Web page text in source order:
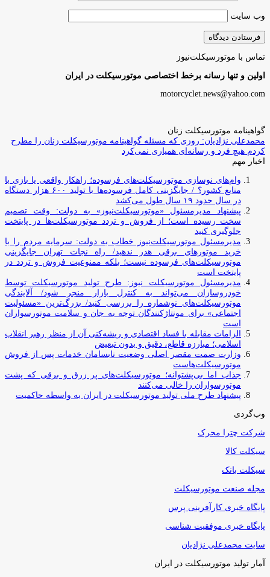
وب‌ سایت
تماس با موتورسیکلت‌نیوز
اولین و تنها رسانه برخط اختصاصی موتورسیکلت در ایران
motorcyclet.news@yahoo.com
گواهینامه موتورسیکلت زنان
محمدعلی نژادیان: روزی که مسئله گواهینامه موتورسیکلت زنان را مطرح
کردم هیچ فرد و رسانه‌ای همیاری نمی‌کرد
اخبار مهم
وام‌های نوسازی موتورسیکلت‌های فرسوده؛ راهکار واقعی یا بازی با
منابع کشور؟ / جایگزینی کامل فرسوده‌ها با تولید ۶۰۰ هزار دستگاه
در سال حدود ۱۹ سال طول می‌کشد
پیشنهاد مدیرمسئول «موتورسیکلت‌نیوز» به دولت: وقت تصمیم
سخت رسیده است؛ از فروش و تردد موتورسیکلت‌ها در پایتخت
جلوگیری کنید
مدیرمسئول موتورسیکلت‌نیوز خطاب به دولت: سرمایه مردم را با
خرید موتورهای برقی هدر ندهید/ راه نجات تهران جایگزینی
موتورسیکلت‌های فرسوده نیست؛ بلکه ممنوعیت فروش و تردد در
پایتخت است
مدیرمسئول موتورسیکلت نیوز: طرح تولید موتورسیکلت توسط
خودروسازان می‌تواند به کنترل بازار منجر شود/ آلایندگی
موتورسیکلت‌های نوشماره را بررسی کنید/ بزرگ‌ترین «مسئولیت
اجتماعی» برای مونتاژکنندگان توجه به جان و سلامت موتورسواران
است
الزامات مقابله با فساد اقتصادی و ریشه‌کنی آن از منظر رهبر انقلاب
اسلامی؛ مبارزه قاطع، دقیق و بدون تبعیض
وزارت صمت مقصر اصلی وضعیت نابسامان خدمات پس از فروش
موتورسیکلت‌هاست
جذاب اما بی‌پشتوانه؛ موتورسیکلت‌های پر زرق‌ و برقی که پشت
موتورسواران را خالی می‌کنند
پیشنهاد طرح ملی تولید موتورسیکلت در ایران به واسطه حاکمیت
وب‌گردی
شرکت چترا محرک
سیکلت کالا
سیکلت بانک
مجله صنعت موتورسیکلت
پایگاه خبری کارآفرینی پرس
پایگاه خبری موفقیت شناسی
سایت محمدعلی نژادیان
آمار تولید موتورسیکلت در ایران